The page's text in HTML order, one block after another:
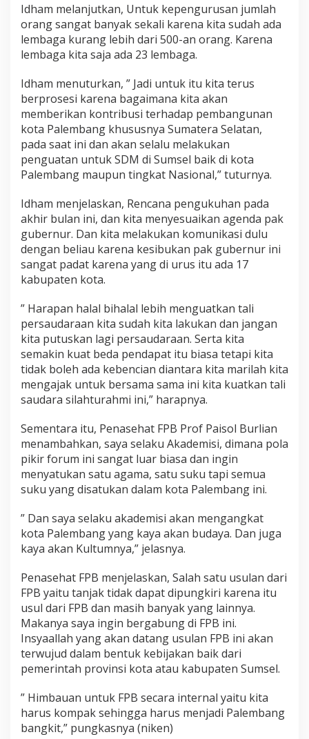
Idham melanjutkan, Untuk kepengurusan jumlah
orang sangat banyak sekali karena kita sudah ada
lembaga kurang lebih dari 500-an orang. Karena
lembaga kita saja ada 23 lembaga.
Idham menuturkan, ” Jadi untuk itu kita terus
berprosesi karena bagaimana kita akan
memberikan kontribusi terhadap pembangunan
kota Palembang khususnya Sumatera Selatan,
pada saat ini dan akan selalu melakukan
penguatan untuk SDM di Sumsel baik di kota
Palembang maupun tingkat Nasional,” tuturnya.
Idham menjelaskan, Rencana pengukuhan pada
akhir bulan ini, dan kita menyesuaikan agenda pak
gubernur. Dan kita melakukan komunikasi dulu
dengan beliau karena kesibukan pak gubernur ini
sangat padat karena yang di urus itu ada 17
kabupaten kota.
” Harapan halal bihalal lebih menguatkan tali
persaudaraan kita sudah kita lakukan dan jangan
kita putuskan lagi persaudaraan. Serta kita
semakin kuat beda pendapat itu biasa tetapi kita
tidak boleh ada kebencian diantara kita marilah kita
mengajak untuk bersama sama ini kita kuatkan tali
saudara silahturahmi ini,” harapnya.
Sementara itu, Penasehat FPB Prof Paisol Burlian
menambahkan, saya selaku Akademisi, dimana pola
pikir forum ini sangat luar biasa dan ingin
menyatukan satu agama, satu suku tapi semua
suku yang disatukan dalam kota Palembang ini.
” Dan saya selaku akademisi akan mengangkat
kota Palembang yang kaya akan budaya. Dan juga
kaya akan Kultumnya,” jelasnya.
Penasehat FPB menjelaskan, Salah satu usulan dari
FPB yaitu tanjak tidak dapat dipungkiri karena itu
usul dari FPB dan masih banyak yang lainnya.
Makanya saya ingin bergabung di FPB ini.
Insyaallah yang akan datang usulan FPB ini akan
terwujud dalam bentuk kebijakan baik dari
pemerintah provinsi kota atau kabupaten Sumsel.
” Himbauan untuk FPB secara internal yaitu kita
harus kompak sehingga harus menjadi Palembang
bangkit,” pungkasnya (niken)